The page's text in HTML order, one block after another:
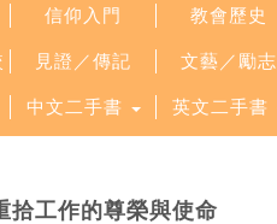
信仰入門 教會歷史
見證／傳記 文藝／勵志
中文二手書 英文二手書
拾工作的尊榮與使命